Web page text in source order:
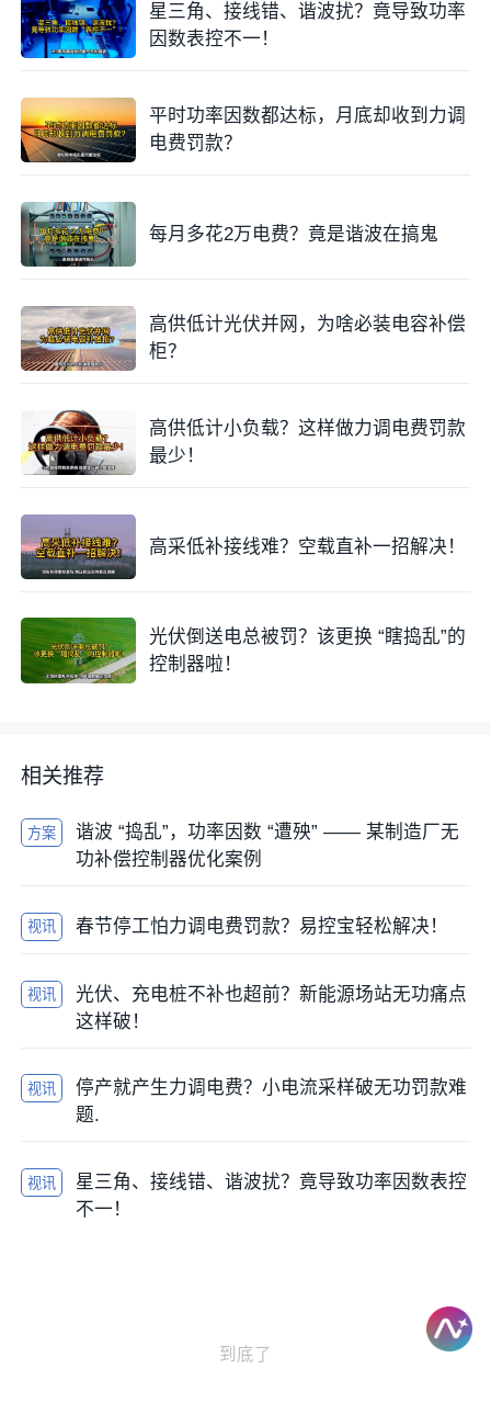
星三角、接线错、谐波扰？竟导致功率
因数表控不一！
平时功率因数都达标，月底却收到力调
电费罚款？
每月多花2万电费？竟是谐波在搞鬼
高供低计光伏并网，为啥必装电容补偿
柜？
高供低计小负载？这样做力调电费罚款
最少！
高采低补接线难？空载直补一招解决！
光伏倒送电总被罚？该更换 “瞎捣乱”的
控制器啦！
相关推荐
方案
谐波 “捣乱”，功率因数 “遭殃” —— 某制造厂无
功补偿控制器优化案例
视讯 春节停工怕力调电费罚款？易控宝轻松解决！
视讯
光伏、充电桩不补也超前？新能源场站无功痛点
这样破！
视讯
停产就产生力调电费？小电流采样破无功罚款难
题.
视讯
星三角、接线错、谐波扰？竟导致功率因数表控
不一！